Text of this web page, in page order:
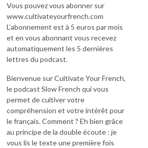
Vous pouvez vous abonner sur
www.cultivateyourfrench.com
L’abonnement est à 5 euros par mois
et en vous abonnant vous recevez
automatiquement les 5 dernières
lettres du podcast.
Bienvenue sur Cultivate Your French,
le podcast Slow French qui vous
permet de cultiver votre
compréhension et votre intérêt pour
le français. Comment ? Eh bien grâce
au principe de la double écoute : je
vous lis le texte une première fois